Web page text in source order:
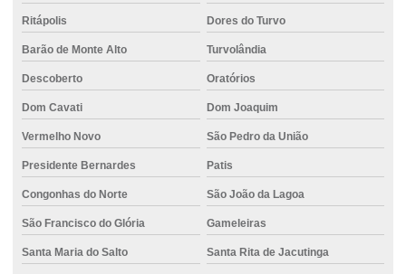
Ritápolis Dores do Turvo
Barão de Monte Alto Turvolândia
Descoberto Oratórios
Dom Cavati Dom Joaquim
Vermelho Novo São Pedro da União
Presidente Bernardes Patis
Congonhas do Norte São João da Lagoa
São Francisco do Glória Gameleiras
Santa Maria do Salto Santa Rita de Jacutinga